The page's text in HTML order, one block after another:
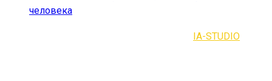
человека
IA-STUDIO